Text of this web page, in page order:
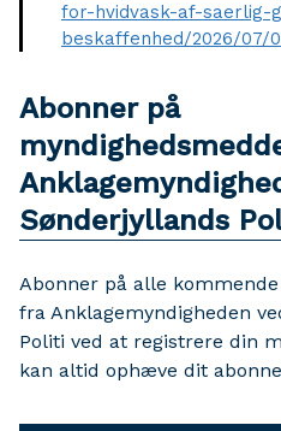
for-hvidvask-af-saerlig-
beskaffenhed/2026/07/
Abonner på
Sønderjyllands
Abonner på alle
fra Anklagemyndigheden
Politi ved at registrere din
kan altid ophæve dit